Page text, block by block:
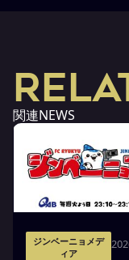
関連NEWS
ジンベーニョメデ
ィア